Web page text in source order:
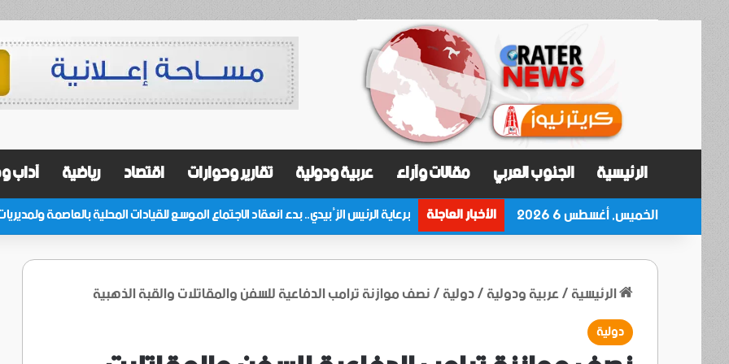
الرئيسية الجنوب العربي مقالات وآراء عربية ودولية تقارير وحوارات اقتصاد رياضية آداب
الخميس, أغسطس 6 2026 الأخبار العاجلة
الرئيسية/عربية ودولية/دولية/نصف موازنة ترامب الدفاعية للسفن والمقاتلات والقبة الذهبية
دولية